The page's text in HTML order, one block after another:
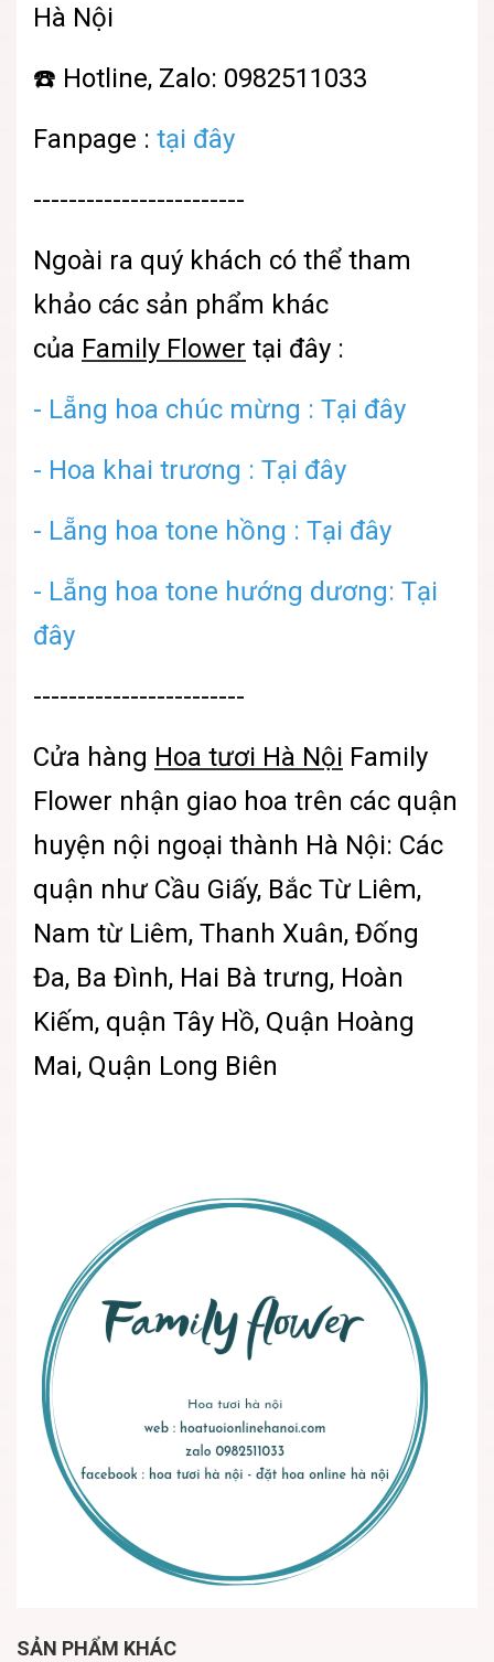
Hà Nội
☎️ Hotline, Zalo: 0982511033
Fanpage : tại đây
------------------------
Ngoài ra quý khách có thể tham
khảo các sản phẩm khác
của Family Flower tại đây :
- Lẵng hoa chúc mừng : Tại đây
- Hoa khai trương : Tại đây
- Lẵng hoa tone hồng : Tại đây
- Lẵng hoa tone hướng dương: Tại
đây
------------------------
Cửa hàng Hoa tươi Hà Nội Family
Flower nhận giao hoa trên các quận
huyện nội ngoại thành Hà Nội: Các
quận như Cầu Giấy, Bắc Từ Liêm,
Nam từ Liêm, Thanh Xuân, Đống
Đa, Ba Đình, Hai Bà trưng, Hoàn
Kiếm, quận Tây Hồ, Quận Hoàng
Mai, Quận Long Biên
SẢN PHẨM KHÁC